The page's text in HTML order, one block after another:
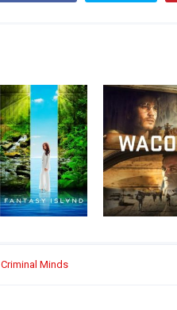
Criminal Minds